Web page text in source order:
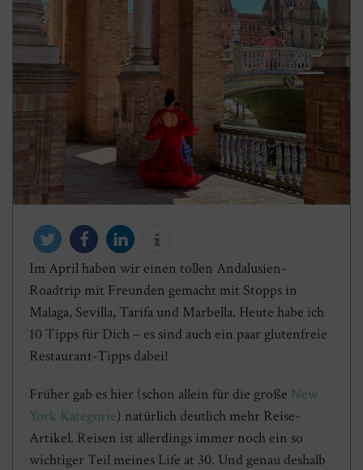
twittern teilen mitteileninfo
Im April haben wir einen tollen Andalusien-
Roadtrip mit Freunden gemacht mit Stopps in
Malaga, Sevilla, Tarifa und Marbella. Heute habe ich
10 Tipps für Dich – es sind auch ein paar glutenfreie
Restaurant-Tipps dabei!
Früher gab es hier (schon allein für die große New
York Kategorie) natürlich deutlich mehr Reise-
Artikel. Reisen ist allerdings immer noch ein so
wichtiger Teil meines Life at 30. Und genau deshalb